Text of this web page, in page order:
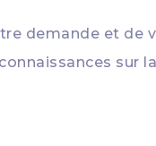
demande et de
sur la